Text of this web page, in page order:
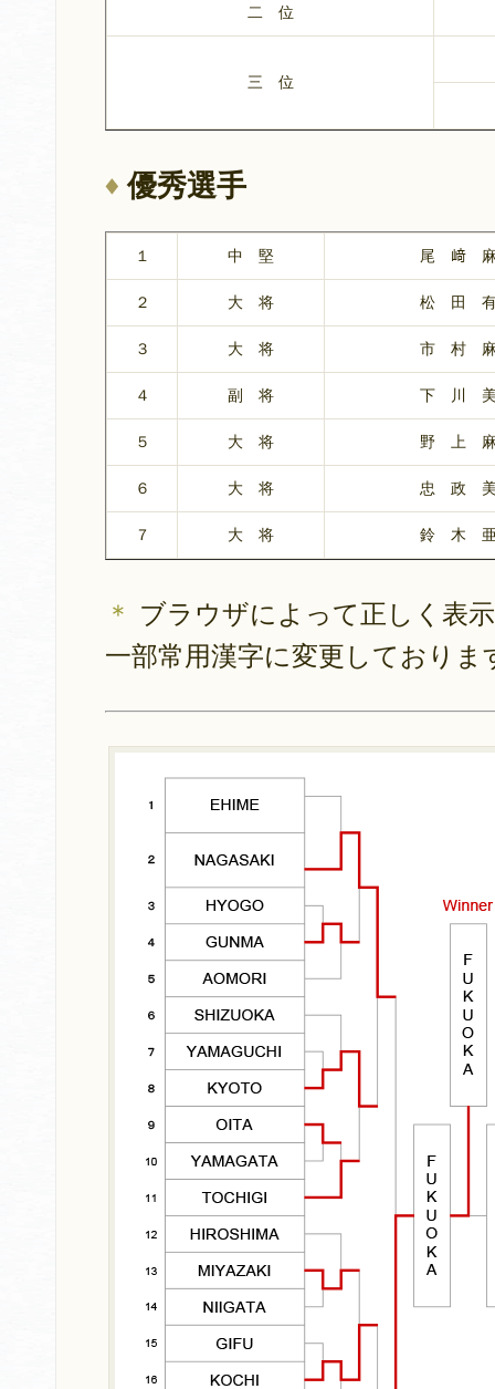
二 位
三 位
優秀選手
１ 中 堅 尾 﨑
２ 大 将 松 田
３ 大 将 市 村 麻
４ 副 将 下 川
５ 大 将 野 上 麻
６ 大 将 忠 政
７ 大 将 鈴 木
＊ ブラウザによって正しく表
一部常用漢字に変更しておりま